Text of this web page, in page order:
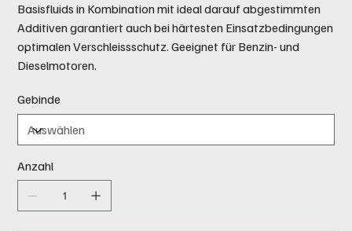
Basisfluids in Kombination mit ideal darauf abgestimmten
Additiven garantiert auch bei härtesten Einsatzbedingungen
optimalen Verschleissschutz. Geeignet für Benzin- und
Dieselmotoren.
Gebinde
Anzahl